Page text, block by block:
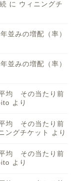
に ウィニングチ
並みの増配（率）
並みの増配（率）
均 その当たり前
より
均 その当たり前
ングチケット より
均 その当たり前
より